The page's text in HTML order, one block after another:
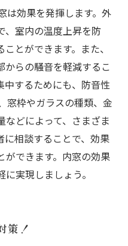
は効果を発揮します。外
、室内の温度上昇を防
とができます。また、
からの騒音を軽減するこ
中するためにも、防音性
窓枠やガラスの種類、金
などによって、さまざま
に相談することで、効果
ができます。内窓の効果
実現しましょう。
策！